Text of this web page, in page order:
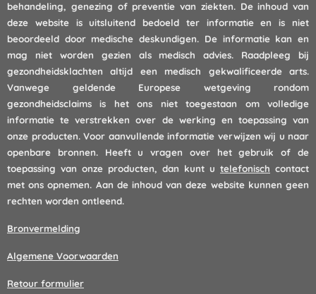
behandeling, genezing of preventie van ziekten. De inhoud van
deze website is uitsluitend bedoeld ter informatie en is niet
beoordeeld door medische deskundigen. De informatie kan en
mag niet worden gezien als medisch advies. Raadpleeg bij
gezondheidsklachten altijd een medisch gekwalificeerde arts.
Vanwege geldende Europese wetgeving rondom
gezondheidsclaims is het ons niet toegestaan om volledige
informatie te verstrekken over de werking en toepassing van
onze producten. Voor aanvullende informatie verwijzen wij u naar
openbare bronnen. Heeft u vragen over het gebruik of de
toepassing van onze producten, dan kunt u telefonisch contact
met ons opnemen. Aan de inhoud van deze website kunnen geen
rechten worden ontleend.
Bronvermelding
Algemene Voorwaarden
Retour formulier